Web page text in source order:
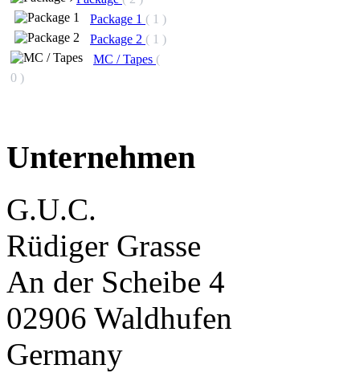
Package 1 ( 1 )
Package 2 ( 1 )
MC / Tapes (
0 )
Unternehmen
G.U.C.
Rüdiger Grasse
An der Scheibe 4
02906 Waldhufen
Germany